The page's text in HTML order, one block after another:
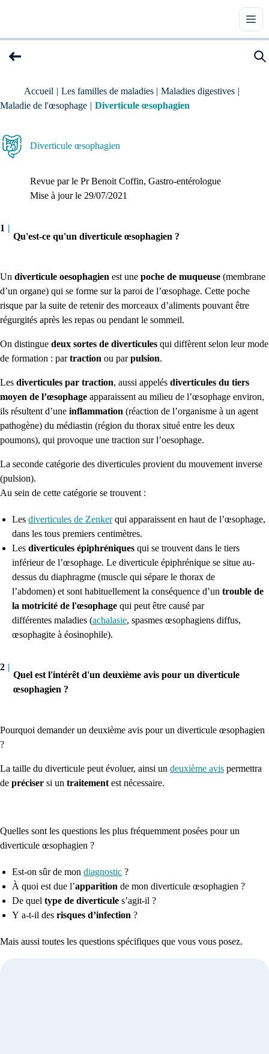
Accueil | Les familles de maladies | Maladies digestives |
Maladie de l'œsophage | Diverticule œsophagien
Diverticule œsophagien
Revue par le Pr Benoit Coffin, Gastro-entérologue
Mise à jour le 29/07/2021
1 |
Qu'est-ce qu'un diverticule œsophagien ?
Un diverticule oesophagien est une poche de muqueuse (membrane
d’un organe) qui se forme sur la paroi de l’œsophage. Cette poche
risque par la suite de retenir des morceaux d’aliments pouvant être
régurgités après les repas ou pendant le sommeil.
On distingue deux sortes de diverticules qui diffèrent selon leur mode
de formation : partraction ou parpulsion.
Les diverticules par traction, aussi appelés diverticules du tiers
moyen de l’œsophage apparaissent au milieu de l’œsophage environ,
ils résultent d’une inflammation (réaction de l’organisme à un agent
pathogène) du médiastin (région du thorax situé entre les deux
poumons), qui provoque une traction sur l’oesophage.
La seconde catégorie des diverticules provient du mouvement inverse
(pulsion).
Au sein de cette catégorie se trouvent :
Les diverticules de Zenkerqui apparaissent en haut de l’œsophage,
dans les tous premiers centimètres.
Les diverticules épiphréniques qui se trouvent dans le tiers
inférieur de l’œsophage. Le diverticule épiphrénique se situe au-
dessus du diaphragme (muscle qui sépare le thorax de
l’abdomen) et sont habituellement la conséquence d’un trouble de
la motricité de l'œsophage qui peut être causé par
différentes maladies (achalasie, spasmes œsophagiens diffus,
œsophagite à éosinophile).
2 |
Quel est l'intérêt d'un deuxième avis pour un diverticule
œsophagien ?
Pourquoi demander un deuxième avis pour un diverticule œsophagien
?
La taille du diverticule peut évoluer, ainsi un deuxième avis permettra
de préciser si un traitement est nécessaire.
Quelles sont les questions les plus fréquemment posées pour un
diverticule œsophagien ?
Est-on sûr de mon diagnostic ?
À quoi est due l’apparition de mon diverticule œsophagien ?
De quel type de diverticule s’agit-il ?
Y a-t-il des risques d’infection ?
Mais aussi toutes les questions spécifiques que vous vous posez.